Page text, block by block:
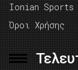
Ionian Sports
Όροι Χρήσης